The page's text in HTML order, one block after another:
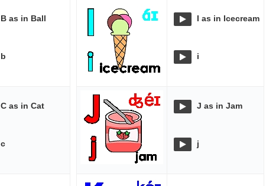
B as in Ball
b
C as in Cat
c
I as in Icecream
i
J as in Jam
j